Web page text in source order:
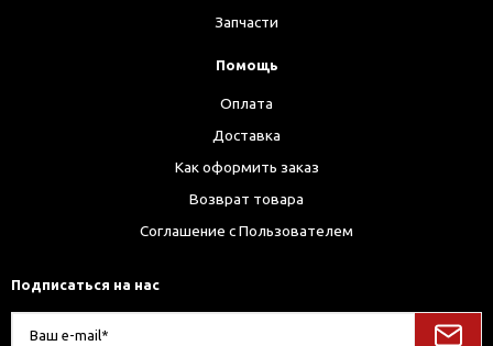
Запчасти
Помощь
Оплата
Доставка
Как оформить заказ
Возврат товара
Соглашение с Пользователем
Подписаться на нас